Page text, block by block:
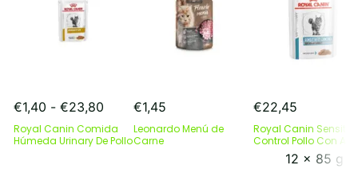
€1,40 - €23,80 Rango
de
precios:
Royal Canin Comida
Húmeda Urinary De Pollo
€1,45
Leonardo Menú de
Carne
€22,45
Royal Canin
Control Pollo Con
12 x 85 g